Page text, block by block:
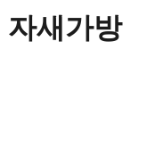
자새가방